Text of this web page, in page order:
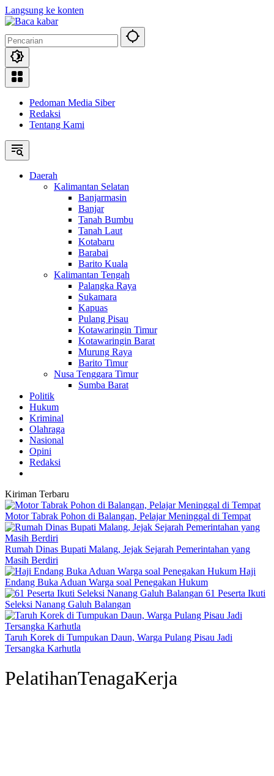
Langsung ke konten
Pedoman Media Siber
Redaksi
Tentang Kami
Daerah
Kalimantan Selatan
Banjarmasin
Banjar
Tanah Bumbu
Tanah Laut
Kotabaru
Barabai
Barito Kuala
Kalimantan Tengah
Palangka Raya
Sukamara
Kapuas
Pulang Pisau
Kotawaringin Timur
Kotawaringin Barat
Murung Raya
Barito Timur
Nusa Tenggara Timur
Sumba Barat
Politik
Hukum
Kriminal
Olahraga
Nasional
Opini
Redaksi
Kiriman Terbaru
Motor Tabrak Pohon di Balangan, Pelajar Meninggal di Tempat
Rumah Dinas Bupati Malang, Jejak Sejarah Pemerintahan yang
Masih Berdiri
Haji
Endang Buka Aduan Warga soal Penegakan Hukum
61 Peserta Ikuti
Seleksi Nanang Galuh Balangan
Taruh Korek di Tumpukan Daun, Warga Pulang Pisau Jadi
Tersangka Karhutla
PelatihanTenagaKerja